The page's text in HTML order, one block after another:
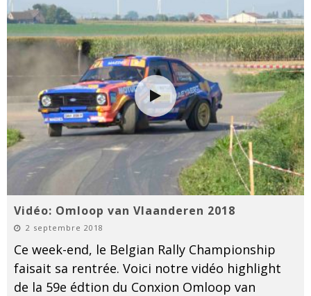
Vidéo: Omloop van Vlaanderen 2018
2 septembre 2018
Ce week-end, le Belgian Rally Championship
faisait sa rentrée. Voici notre vidéo highlight
de la 59e édtion du Conxion Omloop van